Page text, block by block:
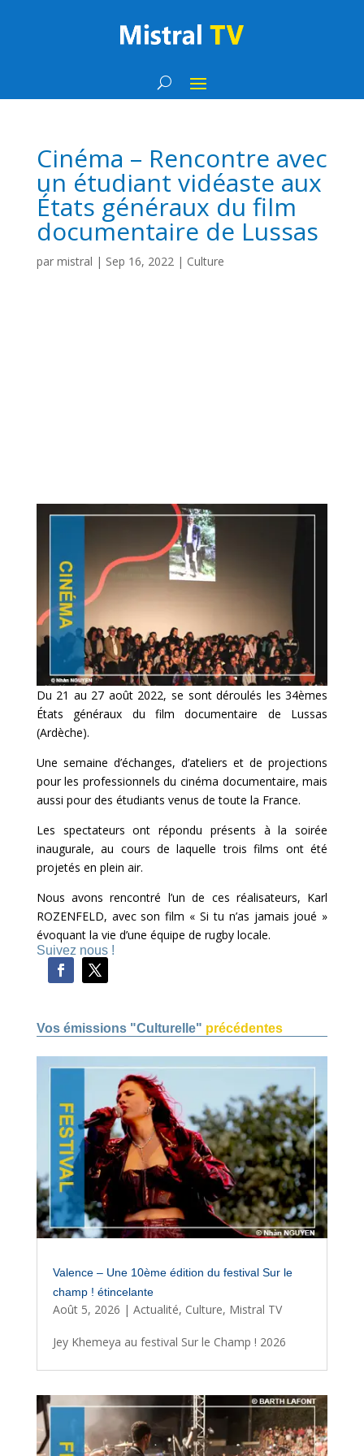
Cinéma – Rencontre avec
un étudiant vidéaste aux
États généraux du film
documentaire de Lussas
par mistral | Sep 16, 2022 | Culture
Du 21 au 27 août 2022, se sont déroulés les 34èmes
États généraux du film documentaire de Lussas
(Ardèche).
Une semaine d’échanges, d’ateliers et de projections
pour les professionnels du cinéma documentaire, mais
aussi pour des étudiants venus de toute la France.
Les spectateurs ont répondu présents à la soirée
inaugurale, au cours de laquelle trois films ont été
projetés en plein air.
Nous avons rencontré l’un de ces réalisateurs, Karl
ROZENFELD, avec son film « Si tu n’as jamais joué »
évoquant la vie d’une équipe de rugby locale.
Suivez nous !
Vos émissions "Culturelle" précédentes
Valence – Une 10ème édition du festival Sur le
champ ! étincelante
Août 5, 2026 | Actualité, Culture, Mistral TV
Jey Khemeya au festival Sur le Champ ! 2026